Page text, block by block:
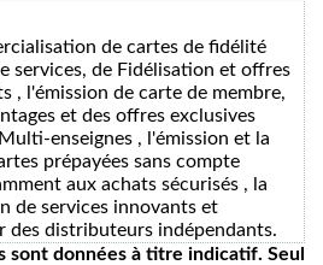
de cartes de fidélité
services, de Fidélisation et offres
, l'émission de carte de membre,
et des offres exclusives
enseignes , l'émission et la
prépayées sans compte
aux achats sécurisés , la
de services innovants et
des distributeurs indépendants.
sont données à titre indicatif. Seul